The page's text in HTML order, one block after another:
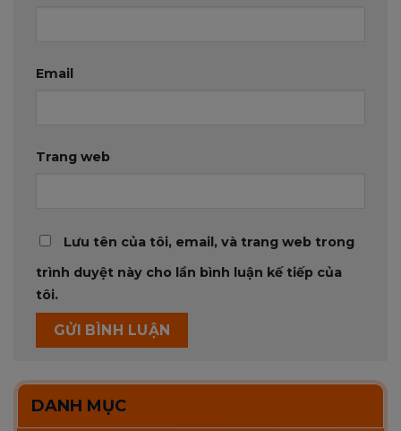
Email
Trang web
Lưu tên của tôi, email, và trang web trong
trình duyệt này cho lần bình luận kế tiếp của
tôi.
DANH MỤC